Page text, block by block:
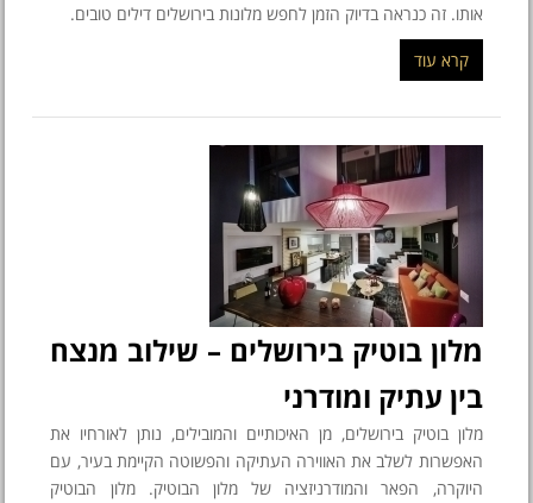
אותו. זה כנראה בדיוק הזמן לחפש מלונות בירושלים דילים טובים.
קרא עוד
מלון בוטיק בירושלים – שילוב מנצח
בין עתיק ומודרני
מלון בוטיק בירושלים, מן האיכותיים והמובילים, נותן לאורחיו את
האפשרות לשלב את האווירה העתיקה והפשוטה הקיימת בעיר, עם
היוקרה, הפאר והמודרניזציה של מלון הבוטיק. מלון הבוטיק